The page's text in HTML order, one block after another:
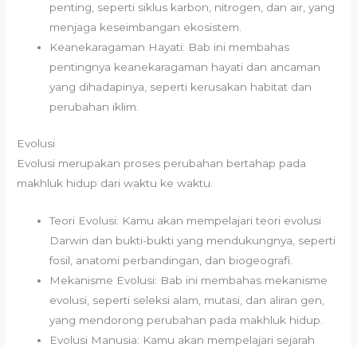
penting, seperti siklus karbon, nitrogen, dan air, yang
menjaga keseimbangan ekosistem.
Keanekaragaman Hayati: Bab ini membahas
pentingnya keanekaragaman hayati dan ancaman
yang dihadapinya, seperti kerusakan habitat dan
perubahan iklim.
Evolusi
Evolusi merupakan proses perubahan bertahap pada
makhluk hidup dari waktu ke waktu.
Teori Evolusi: Kamu akan mempelajari teori evolusi
Darwin dan bukti-bukti yang mendukungnya, seperti
fosil, anatomi perbandingan, dan biogeografi.
Mekanisme Evolusi: Bab ini membahas mekanisme
evolusi, seperti seleksi alam, mutasi, dan aliran gen,
yang mendorong perubahan pada makhluk hidup.
Evolusi Manusia: Kamu akan mempelajari sejarah